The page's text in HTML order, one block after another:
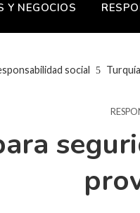
Y NEGOCIOS
social